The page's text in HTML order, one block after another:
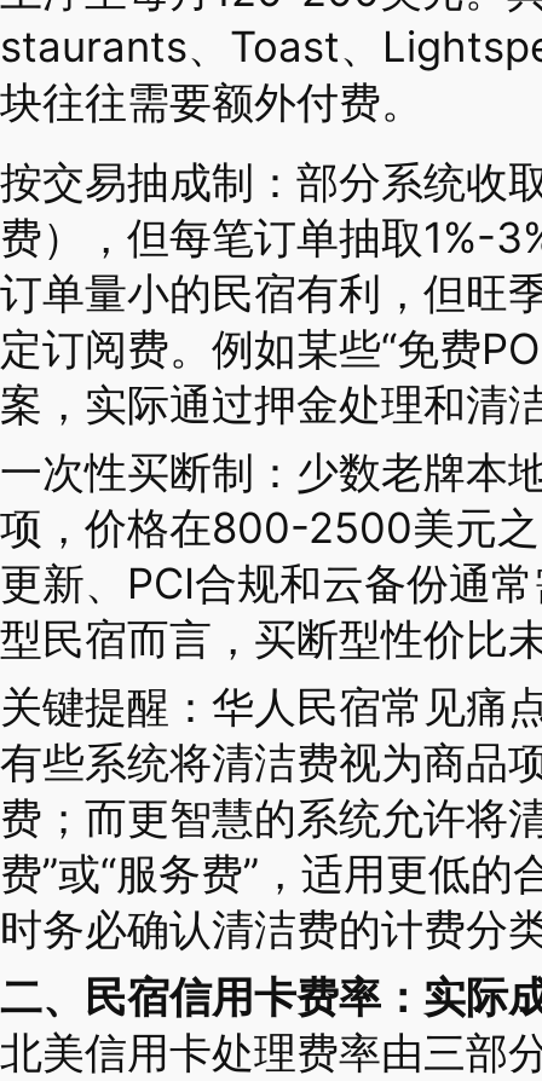
staurants、Toast、
块往往需要额外付费。
按交易抽成制：部分系统收
费），但每笔订单抽取1%-
订单量小的民宿有利，但旺
定订阅费。例如某些“免费
案，实际通过押金处理和清
一次性买断制：少数老牌本
项，价格在800-2500美元
更新、PCI合规和云备份通
型民宿而言，买断型性价比
关键提醒：华人民宿常见
有些系统将清洁费视为商品
费；而更智慧的系统允许将
费”或“服务费”，适用更低
时务必确认清洁费的计费分
二、民宿信用卡费率：实际
北美信用卡处理费率由三部